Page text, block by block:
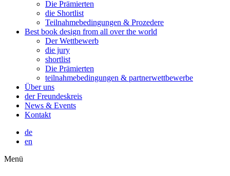
Die Prämierten
die Shortlist
Teilnahmebedingungen & Prozedere
Best book design from all over the world
Der Wettbewerb
die jury
shortlist
Die Prämierten
teilnahmebedingungen & partnerwettbewerbe
Über uns
der Freundeskreis
News & Events
Kontakt
de
en
Menü